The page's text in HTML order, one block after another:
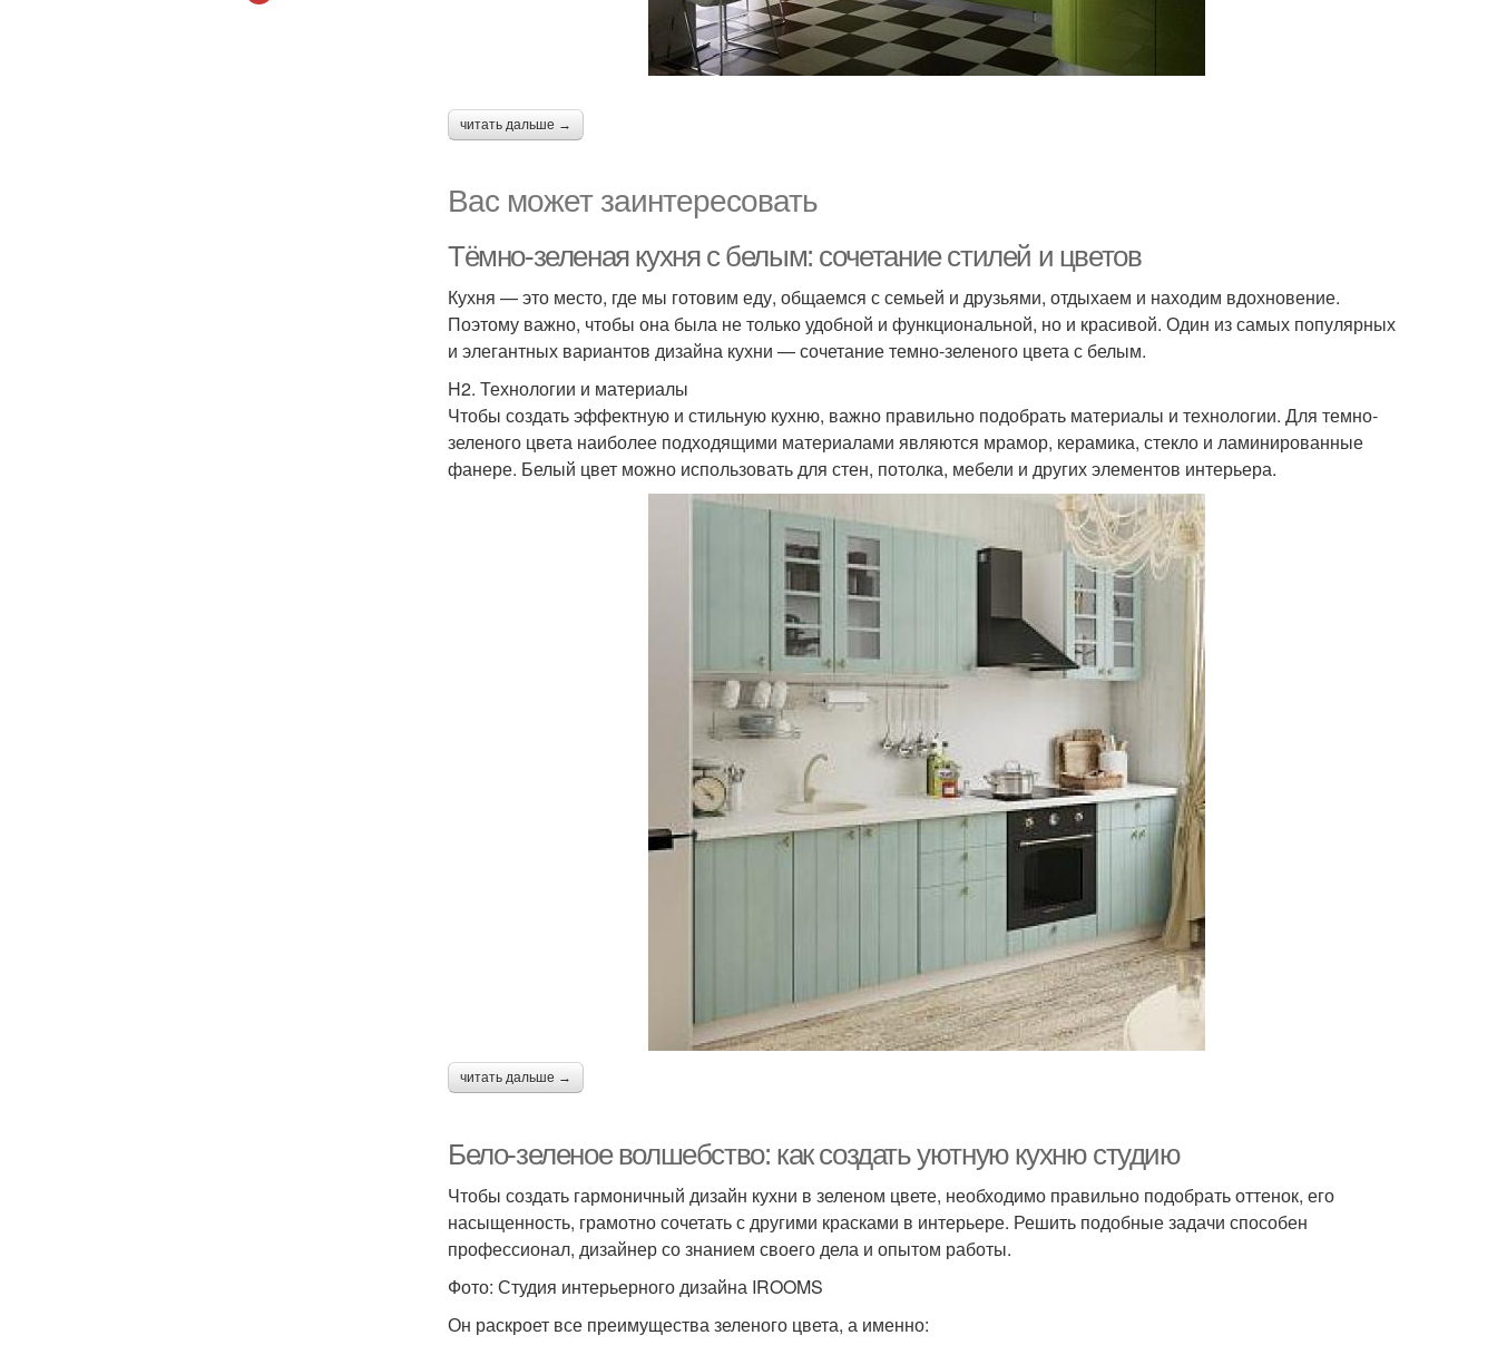
читать дальше →
Вас может заинтересовать
Тёмно-зеленая кухня с белым: сочетание стилей и цветов
Кухня — это место, где мы готовим еду, общаемся с семьей и друзьями, отдыхаем и находим вдохновение.
Поэтому важно, чтобы она была не только удобной и функциональной, но и красивой. Один из самых популярных
и элегантных вариантов дизайна кухни — сочетание темно-зеленого цвета с белым.
H2. Технологии и материалы
Чтобы создать эффектную и стильную кухню, важно правильно подобрать материалы и технологии. Для темно-
зеленого цвета наиболее подходящими материалами являются мрамор, керамика, стекло и ламинированные
фанере. Белый цвет можно использовать для стен, потолка, мебели и других элементов интерьера.
читать дальше →
Бело-зеленое волшебство: как создать уютную кухню студию
Чтобы создать гармоничный дизайн кухни в зеленом цвете, необходимо правильно подобрать оттенок, его
насыщенность, грамотно сочетать с другими красками в интерьере. Решить подобные задачи способен
профессионал, дизайнер со знанием своего дела и опытом работы.
Фото: Студия интерьерного дизайна IROOMS
Он раскроет все преимущества зеленого цвета, а именно: